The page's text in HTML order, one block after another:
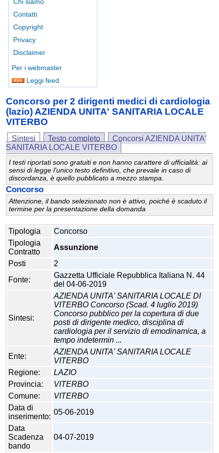
Contatti
Copyright
Privacy
Disclaimer
Per i webmaster
Leggi feed
Concorso per 2 dirigenti medici di cardiologia
(lazio) AZIENDA UNITA' SANITARIA LOCALE
VITERBO
Sintesi Testo completo
Concorsi AZIENDA UNITA'
SANITARIA LOCALE VITERBO
I testi riportati sono gratuiti e non hanno carattere di ufficialità: ai
sensi di legge l'unico testo definitivo, che prevale in caso di
discordanza, è quello pubblicato a mezzo stampa.
Concorso
Attenzione, il bando selezionato non è attivo, poiché è scaduto il
termine per la presentazione della domanda
Tipologia
Concorso
Tipologia
Contratto
Assunzione
Posti
2
Fonte:
Gazzetta Ufficiale Repubblica Italiana N. 44
del 04-06-2019
Sintesi:
AZIENDA UNITA' SANITARIA LOCALE DI
VITERBO Concorso (Scad. 4 luglio 2019)
Concorso pubblico per la copertura di due
posti di dirigente medico, disciplina di
cardiologia per il servizio di emodinamica, a
tempo indetermin ...
Ente:
AZIENDA UNITA' SANITARIA LOCALE
VITERBO
Regione:
LAZIO
Provincia:
VITERBO
Comune:
VITERBO
Data di
inserimento:
05-06-2019
Data
Scadenza
bando
04-07-2019